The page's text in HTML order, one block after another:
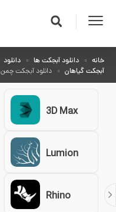
خانه دانلود آبجکت ها
دانلود
آبجکت گیاهان
دانلود آبجکت چمن
3D Max
Lumion
Rhino